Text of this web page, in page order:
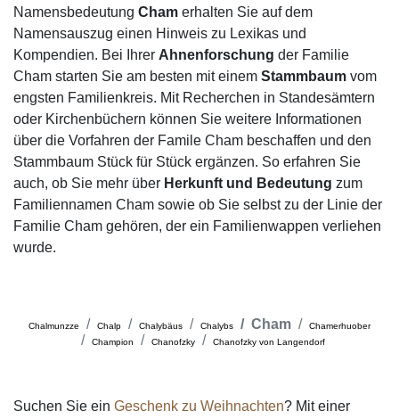
Namensbedeutung Cham erhalten Sie auf dem
Namensauszug einen Hinweis zu Lexikas und
Kompendien. Bei Ihrer Ahnenforschung der Familie
Cham starten Sie am besten mit einem Stammbaum vom
engsten Familienkreis. Mit Recherchen in Standesämtern
oder Kirchenbüchern können Sie weitere Informationen
über die Vorfahren der Famile Cham beschaffen und den
Stammbaum Stück für Stück ergänzen. So erfahren Sie
auch, ob Sie mehr über Herkunft und Bedeutung zum
Familiennamen Cham sowie ob Sie selbst zu der Linie der
Familie Cham gehören, der ein Familienwappen verliehen
wurde.
Chalmunzze Chalp Chalybäus Chalybs Cham
Chamerhuober
Champion
Chanofzky Chanofzky von Langendorf
Suchen Sie ein Geschenk zu Weihnachten? Mit einer